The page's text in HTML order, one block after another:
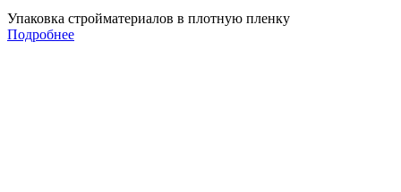
Упаковка стройматериалов в плотную пленку
Подробнее